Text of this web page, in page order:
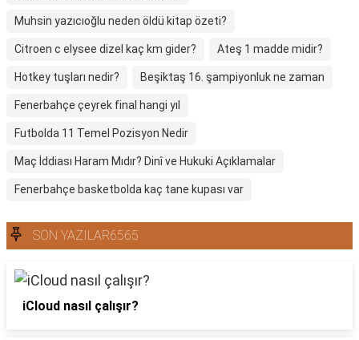
Muhsin yazıcıoğlu neden öldü kitap özeti?
Citroen c elysee dizel kaç km gider? Ateş 1 madde midir?
Hotkey tuşları nedir? Beşiktaş 16. şampiyonluk ne zaman
Fenerbahçe çeyrek final hangi yıl
Futbolda 11 Temel Pozisyon Nedir
Maç İddiası Haram Mıdır? Dinî ve Hukuki Açıklamalar
Fenerbahçe basketbolda kaç tane kupası var
SON YAZILAR6565
iCloud nasıl çalışır?